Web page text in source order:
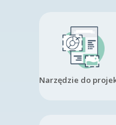
Narzędzie do